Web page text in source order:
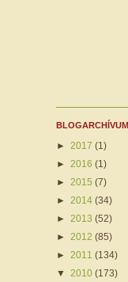
BLOGARCHÍVUM
► 2017 (1)
► 2016 (1)
► 2015 (7)
► 2014 (34)
► 2013 (52)
► 2012 (85)
► 2011 (134)
▼ 2010 (173)